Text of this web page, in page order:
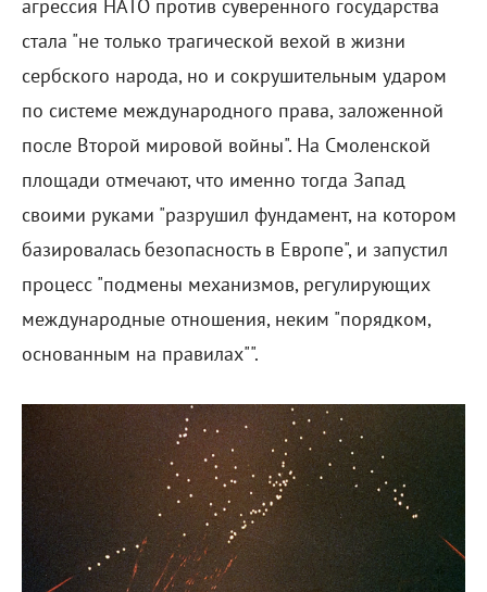
агрессия НАТО против суверенного государства
стала "не только трагической вехой в жизни
сербского народа, но и сокрушительным ударом
по системе международного права, заложенной
после Второй мировой войны". На Смоленской
площади отмечают, что именно тогда Запад
своими руками "разрушил фундамент, на котором
базировалась безопасность в Европе", и запустил
процесс "подмены механизмов, регулирующих
международные отношения, неким "порядком,
основанным на правилах"".